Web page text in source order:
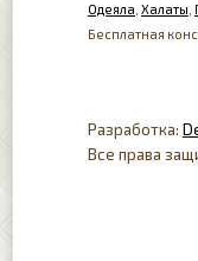
Одеяла Халаты
Бесплатная
Разработка:
Все права